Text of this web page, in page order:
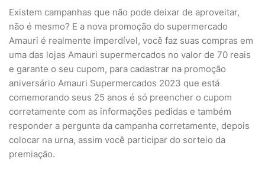
Existem campanhas que não pode deixar de aproveitar,
não é mesmo? E a nova promoção do supermercado
Amauri é realmente imperdível, você faz suas compras em
uma das lojas Amauri supermercados no valor de 70 reais
e garante o seu cupom, para cadastrar na promoção
aniversário Amauri Supermercados 2023 que está
comemorando seus 25 anos é só preencher o cupom
corretamente com as informações pedidas e também
responder a pergunta da campanha corretamente, depois
colocar na urna, assim você participar do sorteio da
premiação.